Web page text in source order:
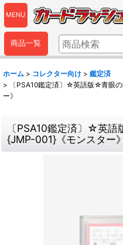
MENU
商品一覧
ホーム > コレクター向け > 鑑定済
>
〔PSA10鑑定済〕☆英語版☆青眼
ー》
〔PSA10鑑定済〕☆英語
{JMP-001}《モンスター》